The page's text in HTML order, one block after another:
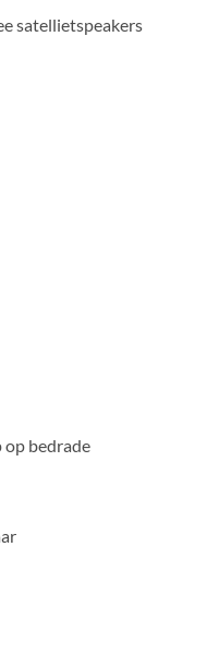
satellietspeakers
op bedrade